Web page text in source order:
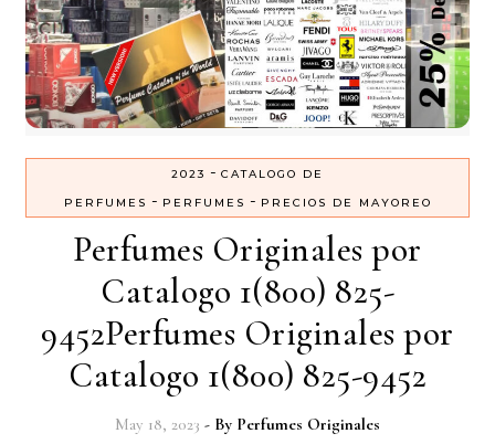
2023 - CATALOGO DE
PERFUMES - PERFUMES - PRECIOS DE MAYOREO
Perfumes Originales por
Catalogo 1(800) 825-
9452Perfumes Originales por
Catalogo 1(800) 825-9452
May 18, 2023 - By Perfumes Originales